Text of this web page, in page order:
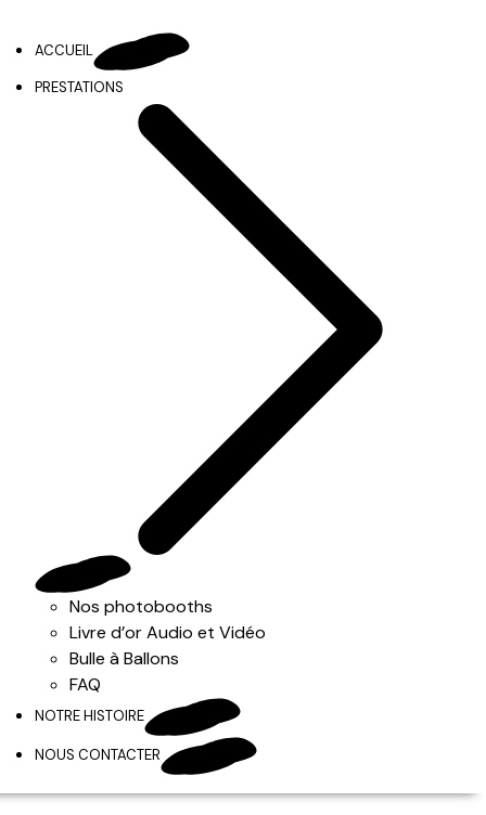
ACCUEIL
PRESTATIONS
Nos photobooths
Livre d’or Audio et Vidéo
Bulle à Ballons
FAQ
NOTRE HISTOIRE
NOUS CONTACTER